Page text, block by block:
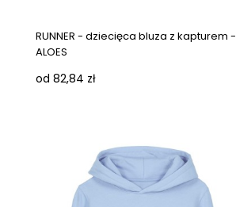
RUNNER - dziecięca bluza z kapturem -
ALOES
od 82,84 zł